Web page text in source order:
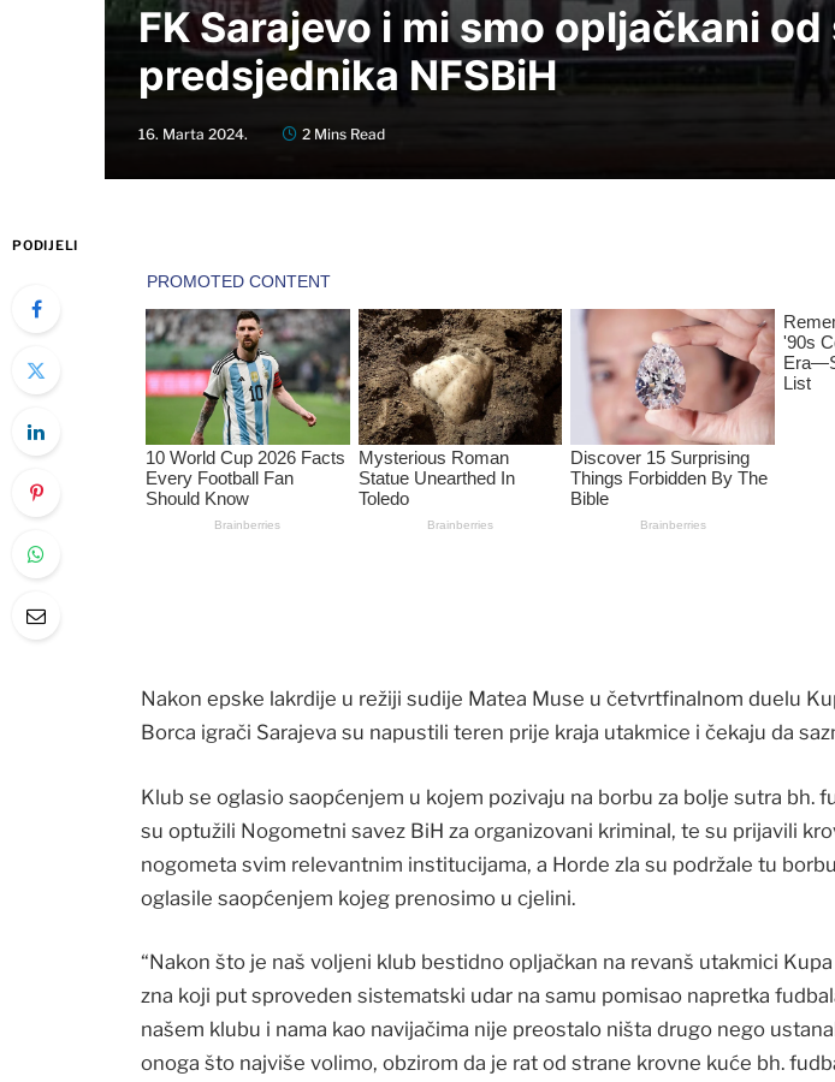
FK Sarajevo i mi smo opljačkani
predsjednika NFSBiH
16. Marta 2024. 2 Mins Read
PODIJELI
Nakon epske lakrdije u režiji sudije Matea Muse u četvrtfinalnom duelu
Borca igrači Sarajeva su napustili teren prije kraja utakmice i čekaju da
Klub se oglasio saopćenjem u kojem pozivaju na borbu za bolje sutra bh.
su optužili Nogometni savez BiH za organizovani kriminal, te su prijavili
nogometa svim relevantnim institucijama, a Horde zla su podržale tu
oglasile saopćenjem kojeg prenosimo u cjelini.
“Nakon što je naš voljeni klub bestidno opljačkan na revanš utakmici
zna koji put sproveden sistematski udar na samu pomisao napretka
našem klubu i nama kao navijačima nije preostalo ništa drugo nego
onoga što najviše volimo, obzirom da je rat od strane krovne kuće bh.